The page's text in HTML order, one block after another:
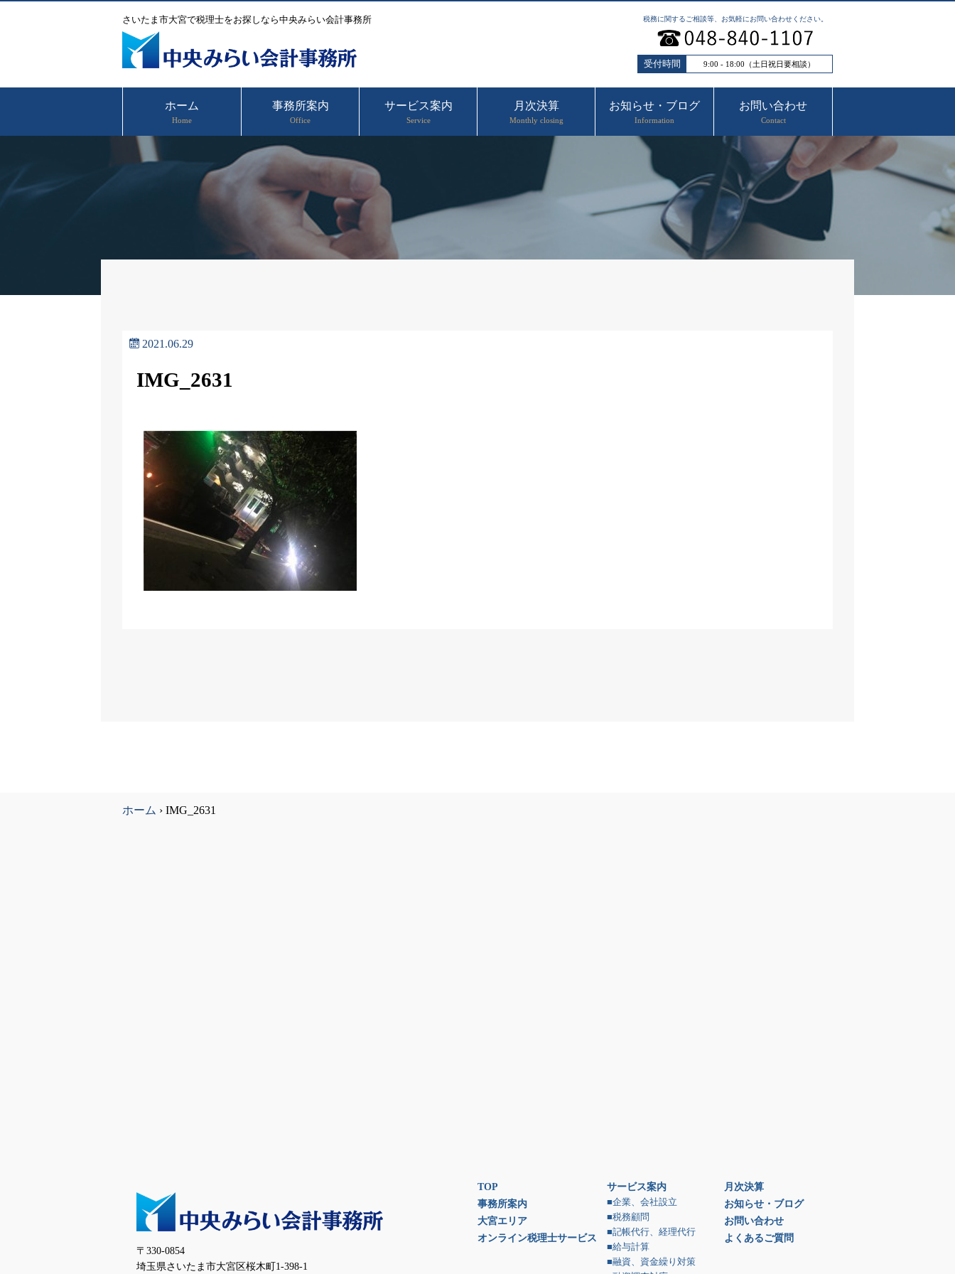
さいたま市大宮で税理士をお探しなら中央みらい会計事務所 税務に関するご相談等、お気軽にお問い合わせください。
受付時間 9:00 - 18:00（土日祝日要相談）
ホーム
Home
事務所案内
Office
サービス案内
Service
月次決算
Monthly closing
お知らせ・ブログ
Information
お問い合わせ
Contact
2021.06.29
IMG_2631
ホーム › IMG_2631
〒330-0854
埼玉県さいたま市大宮区桜木町1-398-1
TOP
事務所案内
大宮エリア
オンライン税理士サービス
サービス案内
■企業、会社設立
■税務顧問
■記帳代行、経理代行
■給与計算
■融資、資金繰り対策
月次決算
お知らせ・ブログ
お問い合わせ
よくあるご質問